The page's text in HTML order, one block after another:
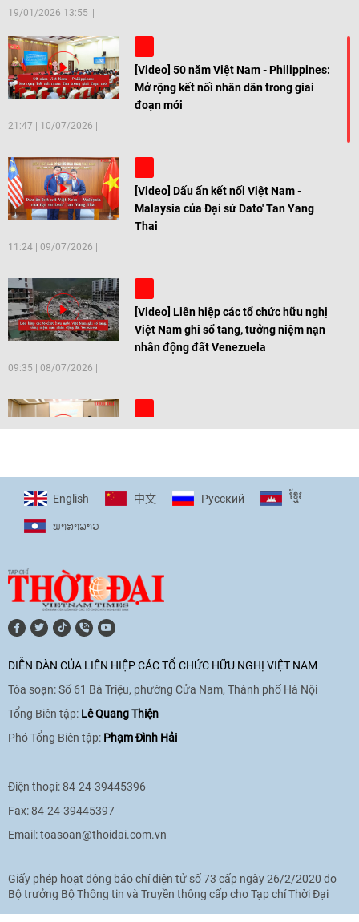
19/01/2026 13:55
[Video] 50 năm Việt Nam - Philippines:
Mở rộng kết nối nhân dân trong giai
đoạn mới
21:47 10/07/2026
[Video] Dấu ấn kết nối Việt Nam -
Malaysia của Đại sứ Dato' Tan Yang
Thai
11:24 09/07/2026
[Video] Liên hiệp các tổ chức hữu nghị
Việt Nam ghi sổ tang, tưởng niệm nạn
nhân động đất Venezuela
09:35 08/07/2026
[Video] Trẻ em Đông Á cùng kiến tạo
11:10|17/06/2026
hòa bình, hữu nghị giữa các dân tộc"
cho Đại sứ Hungary tại Việt Nam
17:25|13/06/2026
sinh Việt Nam tại trại hè Artek
14:41 12/06/2026
English 中文 Pусский ខ្មែរ
ພາ​ສາ​ລາວ
DIỄN ĐÀN CỦA LIÊN HIỆP CÁC TỔ CHỨC HỮU NGHỊ VIỆT NAM
Tòa soạn: Số 61 Bà Triệu, phường Cửa Nam, Thành phố Hà Nội
Tổng Biên tập: Lê Quang Thiện
Phó Tổng Biên tập: Phạm Đình Hải
Điện thoại: 84-24-39445396
Fax: 84-24-39445397
Email:toasoan@thoidai.com.vn
Giấy phép hoạt động báo chí điện tử số 73 cấp ngày 26/2/2020 do
Bộ trưởng Bộ Thông tin và Truyền thông cấp cho Tạp chí Thời Đại